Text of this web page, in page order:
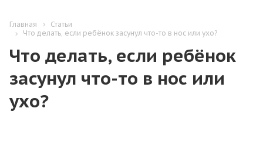
Главная
Статьи
Что делать, если ребёнок засунул что-то в нос или ухо?
Что делать, если ребёнок
засунул что-то в нос или
ухо?